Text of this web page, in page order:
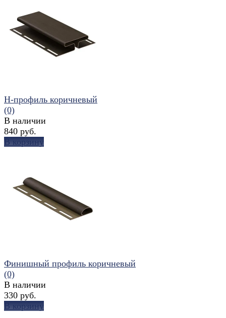
избранное сравнить
избранное сравнить
H-профиль коричневый
(0)
В наличии
840 руб.
В корзину
Финишный профиль коричневый
(0)
В наличии
330 руб.
В корзину